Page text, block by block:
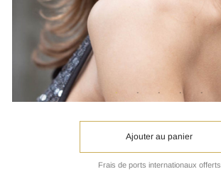
Ajouter au panier
Frais de ports internationaux offerts